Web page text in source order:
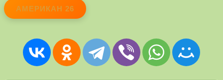
АМЕРИКАН 26